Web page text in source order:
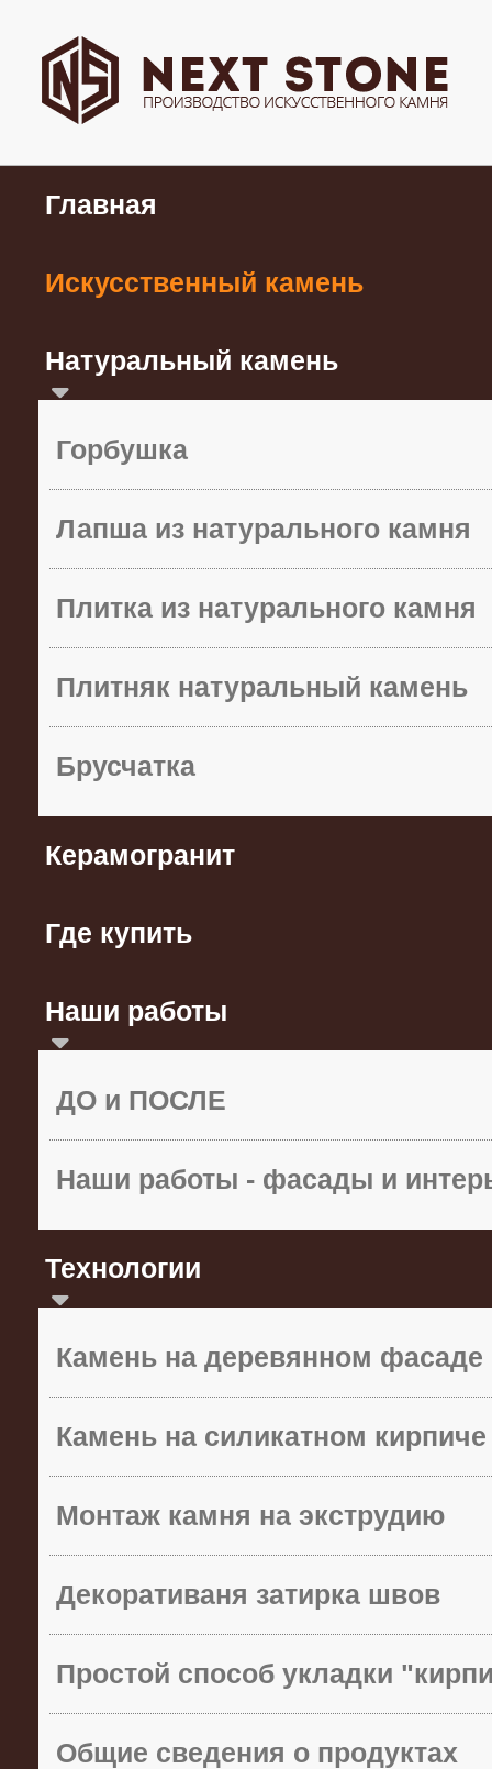
Главная
Искусственный камень
Натуральный камень
Горбушка
Лапша из натурального камня
Плитка из натурального камня
Плитняк натуральный камень
Брусчатка
Керамогранит
Где купить
Наши работы
ДО и ПОСЛЕ
Наши работы - фасады и
Технологии
Камень на деревянном фасаде
Камень на силикатном кирпиче
Монтаж камня на экструдию
Декоративаня затирка швов
Простой способ укладки
Общие сведения о продуктах